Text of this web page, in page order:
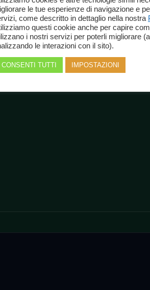
le tue esperienze di navigazione e
come descritto in dettaglio nella nostra
questi cookie anche per capire
i nostri servizi per poterli migliorare
le interazioni con il sito).
CONSENTI TUTTI IMPOSTAZIONI